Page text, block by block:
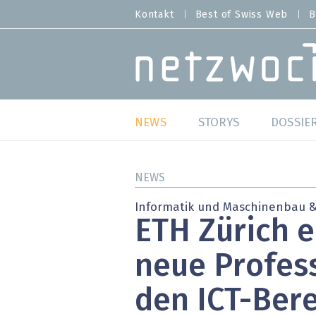
zum
MENU
Kontakt Best of Swiss Web
MAIN NAVIGATION
NEWS
Studien
Meinungen
Hands-on
STORYS
Best
SAP
NEWS
Informatik und Maschinenbau
ETH Zürich
neue
den ICT-